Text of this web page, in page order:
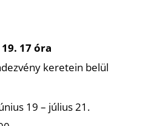
17 óra
keretein belül
19 – július 21.